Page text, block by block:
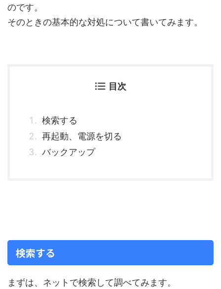
のです。
そのときの基本的な対処について書いてみます。
目次
検索する
再起動、電源を切る
バックアップ
検索する
まずは、ネットで検索して調べてみます。